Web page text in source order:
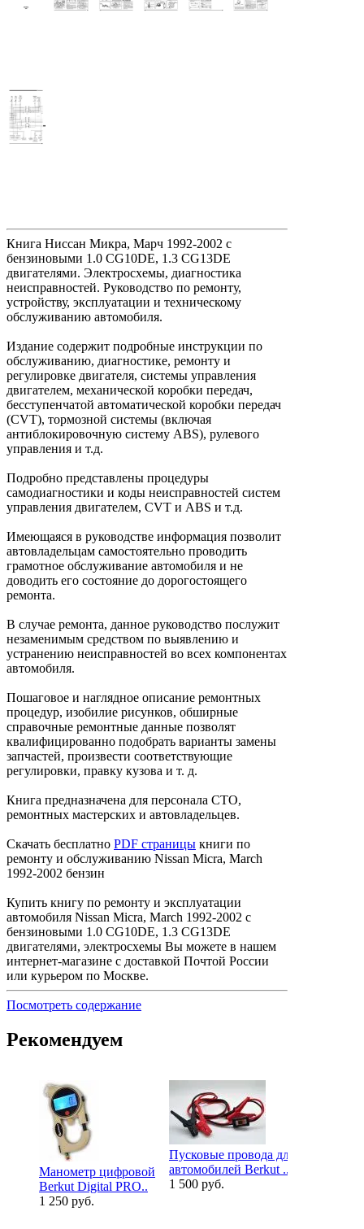
Книга Ниссан Микра, Марч 1992-2002 с
бензиновыми 1.0 CG10DE, 1.3 CG13DE
двигателями. Электросхемы, диагностика
неисправностей. Руководство по ремонту,
устройству, эксплуатации и техническому
обслуживанию автомобиля.
Издание содержит подробные инструкции по
обслуживанию, диагностике, ремонту и
регулировке двигателя, системы управления
двигателем, механической коробки передач,
бесступенчатой автоматической коробки передач
(CVT), тормозной системы (включая
антиблокировочную систему ABS), рулевого
управления и т.д.
Подробно представлены процедуры
самодиагностики и коды неисправностей систем
управления двигателем, CVT и ABS и т.д.
Имеющаяся в руководстве информация позволит
автовладельцам самостоятельно проводить
грамотное обслуживание автомобиля и не
доводить его состояние до дорогостоящего
ремонта.
В случае ремонта, данное руководство послужит
незаменимым средством по выявлению и
устранению неисправностей во всех компонентах
автомобиля.
Пошаговое и наглядное описание ремонтных
процедур, изобилие рисунков, обширные
справочные ремонтные данные позволят
квалифицированно подобрать варианты замены
запчастей, произвести соответствующие
регулировки, правку кузова и т. д.
Книга предназначена для персонала СТО,
ремонтных мастерских и автовладельцев.
Скачать бесплатно PDF страницы книги по
ремонту и обслуживанию Nissan Micra, March
1992-2002 бензин
Купить книгу по ремонту и эксплуатации
автомобиля Nissan Micra, March 1992-2002 с
бензиновыми 1.0 CG10DE, 1.3 CG13DE
двигателями, электросхемы Вы можете в нашем
интернет-магазине с доставкой Почтой России
или курьером по Москве.
Посмотреть содержание
Рекомендуем
Манометр цифровой
Berkut Digital PRO..
1 250 руб.
Пусковые провода для
автомобилей Berkut ..
1 500 руб.